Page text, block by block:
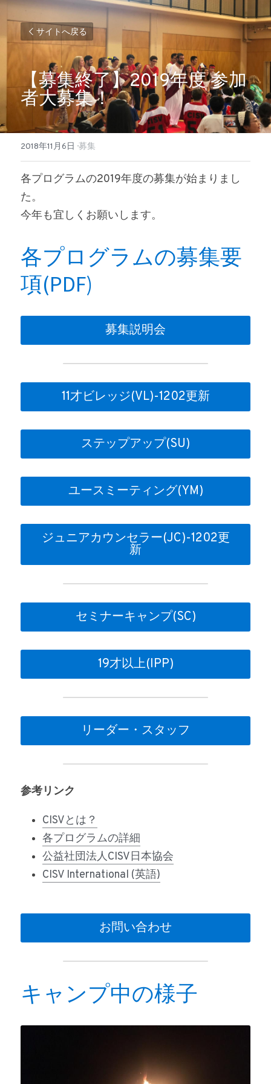
サイトへ戻る
【募集終了】2019年度 参加
者大募集！
2018年11月6日 ·募集
各プログラムの2019年度の募集が始まりまし
た。
今年も宜しくお願いします。
各プログラムの募集要
項(PDF)
募集説明会
11才ビレッジ(VL)-1202更新
ステップアップ(SU)
ユースミーティング(YM)
ジュニアカウンセラー(JC)-1202更
新
セミナーキャンプ(SC)
19才以上(IPP)
リーダー・スタッフ
参考リンク
CISVとは？
各プログラムの詳細
公益社団法人CISV日本協会
CISV International (英語)
お問い合わせ
キャンプ中の様子